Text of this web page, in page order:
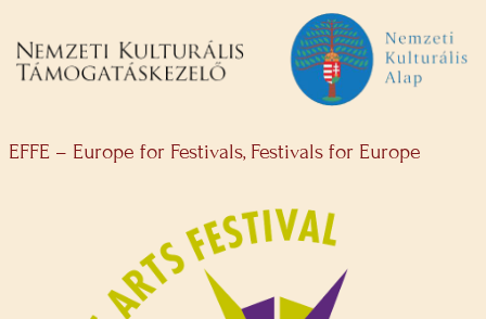
EFFE – Europe for Festivals, Festivals for Europe